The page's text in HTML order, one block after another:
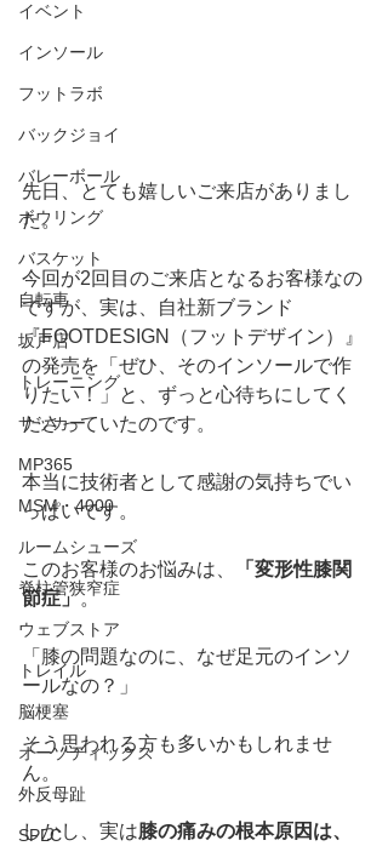
イベント
インソール
フットラボ
バックジョイ
バレーボール
ボウリング
バスケット
自転車
坂戸店
トレーニング
サッカー
MP365
MSM・4000
ルームシューズ
脊柱管狭窄症
ウェブストア
トレイル
脳梗塞
オーソティックス
外反母趾
SPLC
先日、とても嬉しいご来店がありまし
た。
今回が2回目のご来店となるお客様なの
ですが、実は、自社新ブランド
『FOOTDESIGN（フットデザイン）』
の発売を「ぜひ、そのインソールで作
りたい！」と、ずっと心待ちにしてく
ださっていたのです。
本当に技術者として感謝の気持ちでい
っぱいです。
このお客様のお悩みは、
「変形性膝関
節症」。
「膝の問題なのに、なぜ足元のインソ
ールなの？」
そう思われる方も多いかもしれませ
ん。
しかし、実は膝の痛みの根本原因は、